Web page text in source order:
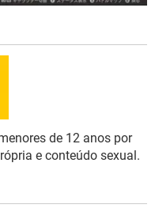
de 12 anos por
e conteúdo sexual.